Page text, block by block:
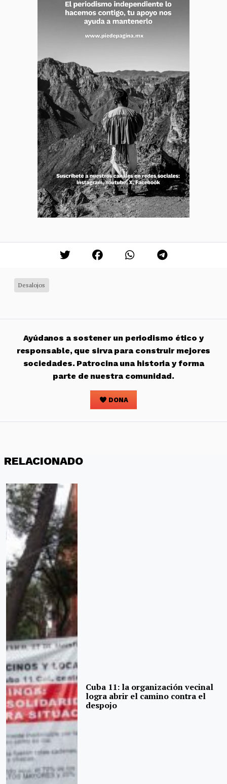
Desalojos
Ayúdanos a sostener un periodismo ético y
responsable, que sirva para construir mejores
sociedades. Patrocina una historia y forma
parte de nuestra comunidad.
DONA
RELACIONADO
Cuba 11: la organización vecinal
logra abrir el camino contra el
despojo